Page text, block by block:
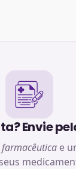
Envie
e